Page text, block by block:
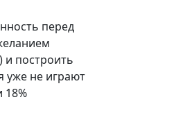
перед
и построить
уже не играют
18%